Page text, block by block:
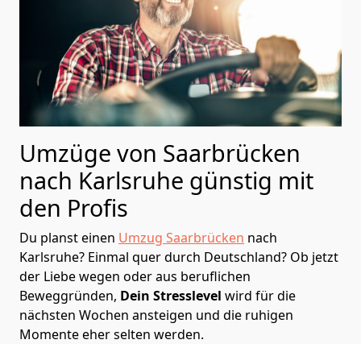
Umzüge von Saarbrücken
nach Karlsruhe günstig mit
den Profis
Du planst einen Umzug Saarbrücken nach
Karlsruhe? Einmal quer durch Deutschland? Ob jetzt
der Liebe wegen oder aus beruflichen
Beweggründen, Dein Stresslevel wird für die
nächsten Wochen ansteigen und die ruhigen
Momente eher selten werden.